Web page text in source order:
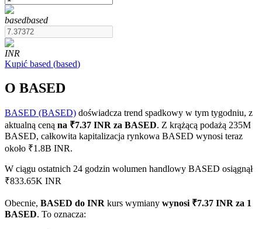
Kontrakty terminowe COIN-M
Kontrakty terminowe na kryptowaluty
TradFi
towary
basedbased
INR
Kupić based (based)
O BASED
BASED (BASED) doświadcza trend spadkowy w tym tygodniu, z
aktualną ceną na ₹7.37 INR za BASED. Z krążącą podażą 235M
BASED, całkowita kapitalizacja rynkowa BASED wynosi teraz
około ₹1.8B INR.
W ciągu ostatnich 24 godzin wolumen handlowy BASED osiągnął
₹833.65K INR
Obecnie, BASED do INR kurs wymiany wynosi ₹7.37 INR za 1
BASED. To oznacza: